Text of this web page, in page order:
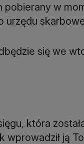
w
się we
która
wprowadził ją